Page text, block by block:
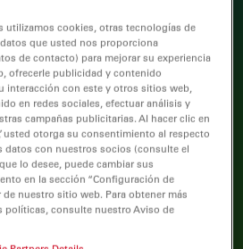
utilizamos cookies, otras tecnologías de
que usted nos proporciona
de contacto) para mejorar su experiencia
ofrecerle publicidad y contenido
interacción con este y otros sitios web,
en redes sociales, efectuar análisis y
campañas publicitarias. Al hacer clic en
usted otorga su consentimiento al respecto
datos con nuestros socios (consulte el
lo desee, puede cambiar sus
en la sección “Configuración de
de nuestro sitio web. Para obtener más
políticas, consulte nuestro Aviso de